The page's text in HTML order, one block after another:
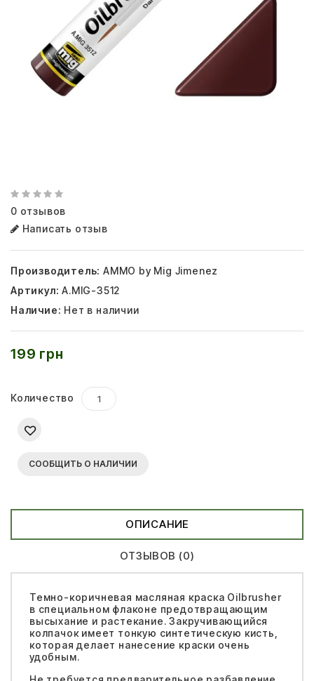
0 отзывов
Написать отзыв
Производитель: AMMO by Mig Jimenez
Артикул: A.MIG-3512
Наличие: Нет в наличии
199 грн
Количество
СООБЩИТЬ О НАЛИЧИИ
ОПИСАНИЕ
ОТЗЫВОВ (0)
Темно-коричневая масляная краска Oilbrusher
в специальном флаконе предотвращающим
высыхание и растекание. Закручивающийся
колпачок имеет тонкую синтетическую кисть,
которая делает нанесение краски очень
удобным.